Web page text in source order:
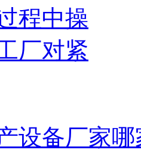
程中操
厂对紧
设备厂家哪